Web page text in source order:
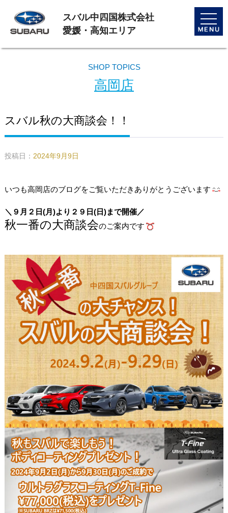
toggle
スバル中四国株式会社
愛媛・高知エリア
SHOP TOPICS
高岡店
スバル秋の大商談会！！
投稿日： 2024年9月9日
いつも高岡店のブログをご覧いただきありがとうございます
＼９月２日(月)より２９日(日)まで開催／
秋一番の大商談会のご案内です